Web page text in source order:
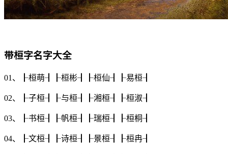
带桓字名字大全
01、┠桓萌┨┠桓彬┨┠桓仙┨┠易桓┨
02、┠子桓┨┠与桓┨┠湘桓┨┠桓淑┨
03、┠书桓┨┠帆桓┨┠瑞桓┨┠桓桐┨
04、┠文桓┨┠诗桓┨┠景桓┨┠桓冉┨